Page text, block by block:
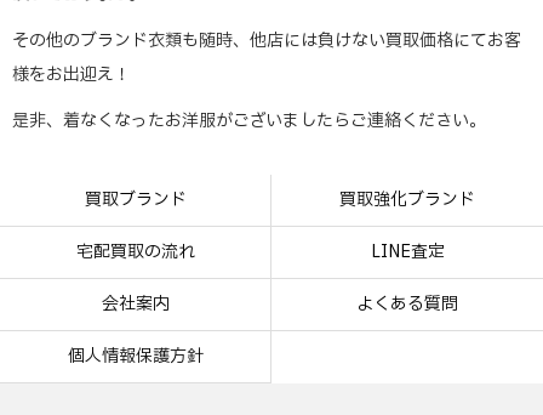
その他のブランド衣類も随時、他店には負けない買取価格にてお客
様をお出迎え！
是非、着なくなったお洋服がございましたらご連絡ください。
買取ブランド 買取強化ブランド
宅配買取の流れ LINE査定
会社案内 よくある質問
個人情報保護方針